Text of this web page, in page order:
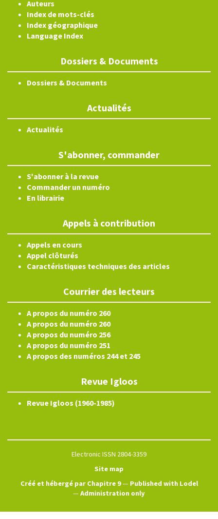
Auteurs
Index de mots-clés
Index géographique
Language Index
Dossiers & Documents
Dossiers & Documents
Actualités
Actualités
S'abonner, commander
S'abonner à la revue
Commander un numéro
En librairie
Appels à contribution
Appels en cours
Appel clôturés
Caractéristiques techniques des articles
Courrier des lecteurs
A propos du numéro 260
A propos du numéro 260
A propos du numéro 256
A propos du numéro 251
A propos des numéros 244 et 245
Revue Igloos
Revue Igloos (1960-1985)
Electronic ISSN 2804-3359
Site map
Créé et hébergé par Chapitre 9— Published with Lodel
— Administration only